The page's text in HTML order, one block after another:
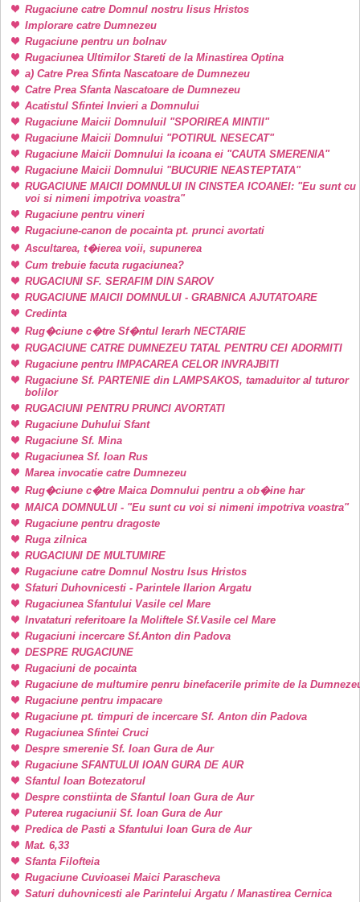
Rugaciune catre Domnul nostru Iisus Hristos
Implorare catre Dumnezeu
Rugaciune pentru un bolnav
Rugaciunea Ultimilor Stareti de la Minastirea Optina
a) Catre Prea Sfinta Nascatoare de Dumnezeu
Catre Prea Sfanta Nascatoare de Dumnezeu
Acatistul Sfintei Invieri a Domnului
Rugaciune Maicii DomnuluiI "SPORIREA MINTII"
Rugaciune Maicii Domnului "POTIRUL NESECAT"
Rugaciune Maicii Domnului la icoana ei "CAUTA SMERENIA"
Rugaciune Maicii Domnului "BUCURIE NEASTEPTATA"
RUGACIUNE MAICII DOMNULUI IN CINSTEA ICOANEI: "Eu sunt cu
voi si nimeni impotriva voastra"
Rugaciune pentru vineri
Rugaciune-canon de pocainta pt. prunci avortati
Ascultarea, t�ierea voii, supunerea
Cum trebuie facuta rugaciunea?
RUGACIUNI SF. SERAFIM DIN SAROV
RUGACIUNE MAICII DOMNULUI - GRABNICA AJUTATOARE
Credinta
Rug�ciune c�tre Sf�ntul Ierarh NECTARIE
RUGACIUNE CATRE DUMNEZEU TATAL PENTRU CEI ADORMITI
Rugaciune pentru IMPACAREA CELOR INVRAJBITI
Rugaciune Sf. PARTENIE din LAMPSAKOS, tamaduitor al tuturor
bolilor
RUGACIUNI PENTRU PRUNCI AVORTATI
Rugaciune Duhului Sfant
Rugaciune Sf. Mina
Rugaciunea Sf. Ioan Rus
Marea invocatie catre Dumnezeu
Rug�ciune c�tre Maica Domnului pentru a ob�ine har
MAICA DOMNULUI - "Eu sunt cu voi si nimeni impotriva voastra"
Rugaciune pentru dragoste
Ruga zilnica
RUGACIUNI DE MULTUMIRE
Rugaciune catre Domnul Nostru Isus Hristos
Sfaturi Duhovnicesti - Parintele Ilarion Argatu
Rugaciunea Sfantului Vasile cel Mare
Invataturi referitoare la Moliftele Sf.Vasile cel Mare
Rugaciuni incercare Sf.Anton din Padova
DESPRE RUGACIUNE
Rugaciuni de pocainta
Rugaciune de multumire penru binefacerile primite de la
Rugaciune pentru impacare
Rugaciune pt. timpuri de incercare Sf. Anton din Padova
Rugaciunea Sfintei Cruci
Despre smerenie Sf. Ioan Gura de Aur
Rugaciune SFANTULUI IOAN GURA DE AUR
Sfantul Ioan Botezatorul
Despre constiinta de Sfantul Ioan Gura de Aur
Puterea rugaciunii Sf. Ioan Gura de Aur
Predica de Pasti a Sfantului Ioan Gura de Aur
Mat. 6,33
Sfanta Filofteia
Rugaciune Cuvioasei Maici Parascheva
Saturi duhovnicesti ale Parintelui Argatu / Manastirea Cernica